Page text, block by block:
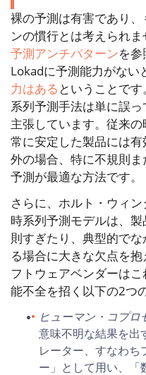
裸の予測は有害であり
ンの慣行とは考えられま
予測アンチパターンを参
Lokadに予測能力がない
力はある ということで
系列予測手法は単に誤
主張しています。従来
常に安定した製品には
外の場合、特に不規則
予測が最適な方法です。
さらに、ホルト・ウィ
時系列予測モデルは、
則すぎたり、典型的で
る場合に大きな欠点を
フトウェアベンダーは
能不全を招く以下の2つ
ヒューマン・コプロ
意味不明な結果を出
レーター、すなわち
ー」として用い、「